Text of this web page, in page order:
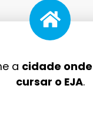
a cidade
cursar o EJA.